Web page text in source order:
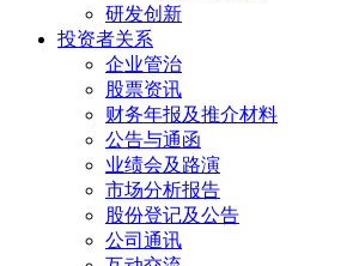
研发创新
投资者关系
企业管治
股票资讯
财务年报及推介材料
公告与通函
业绩会及路演
市场分析报告
股份登记及公告
公司通讯